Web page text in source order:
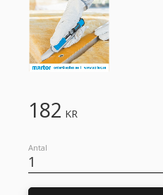
182 KR
Antal